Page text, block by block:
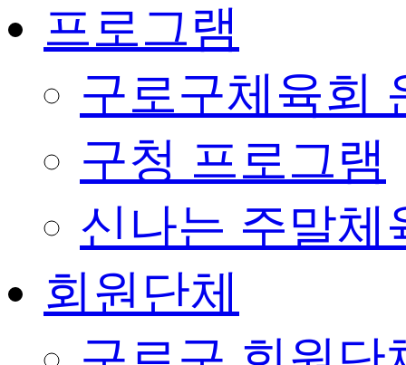
프로그램
구로구체육회
구청 프로그램
신나는 주말체
회원단체